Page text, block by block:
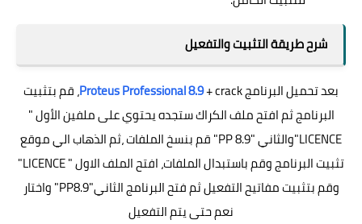
شرح طريقة التثبيت والتفعيل
بعد تحميل البرنامج
Proteus Professional 8.9+ crack، قم بتثبيت
البرنامج ثم افتح ملف الكراك ستجده يحتوي على ملفين الأول "
LICENCE"والثاني "PP 8.9" قم بنسخ الملفات ،ثم الذهاب الي موقع
تثبيت البرنامج وقم باستبدال الملفات، افتح الملف الاول " LICENCE"
وقم بتثبيت مفاتيح التفعيل ثم فتح البرنامج الثاني"PP8.9" واختار
نعم حتى يتم التفعيل